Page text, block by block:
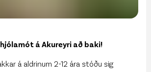
á Akureyri að baki!
á aldrinum 2-12 ára stóðu sig